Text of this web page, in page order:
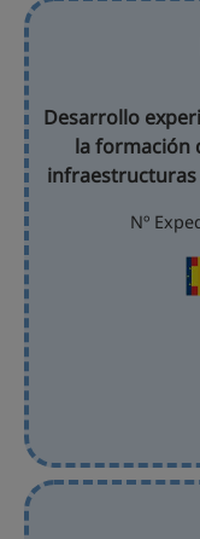
Desarrollo
la formación
Nº